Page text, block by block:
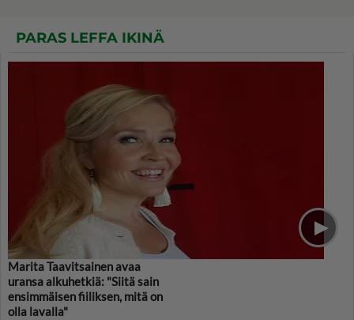
PARAS LEFFA IKINÄ
Marita Taavitsainen avaa
uransa alkuhetkiä: "Siitä sain
ensimmäisen fiiliksen, mitä on
olla lavalla"